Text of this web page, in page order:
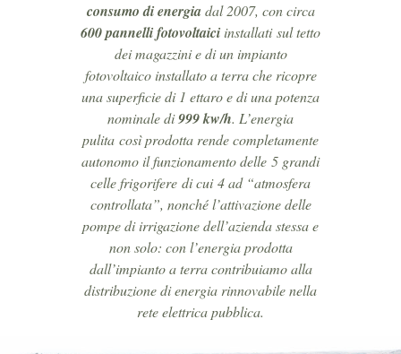
consumo di energiadal 2007, con circa
600 pannelli fotovoltaici installati sul tetto
dei magazzini e di un impianto
fotovoltaico installato a terra che ricopre
una superficie di 1 ettaro e di una potenza
nominale di999 kw/h. L’energia
pulita così prodotta rende completamente
autonomo il funzionamento delle 5 grandi
celle frigorifere di cui 4 ad “atmosfera
controllata”, nonché l’attivazione delle
pompe di irrigazione dell’azienda stessa e
non solo: con l’energia prodotta
dall’impianto a terra contribuiamo alla
distribuzione di energia rinnovabile nella
rete elettrica pubblica.